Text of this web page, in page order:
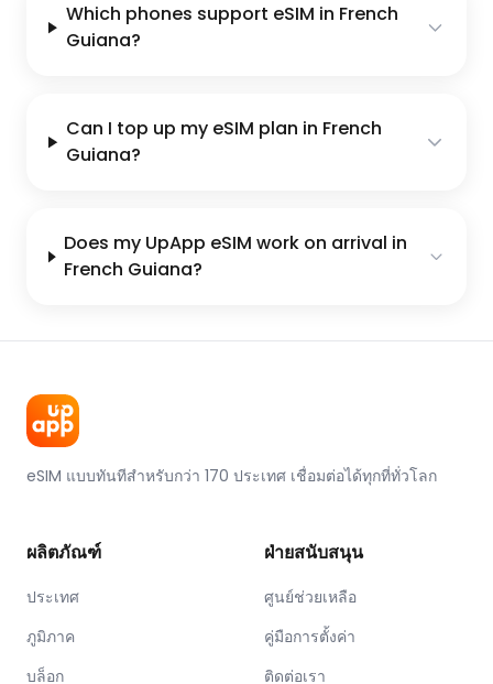
Which phones support eSIM in French
Guiana?
Can I top up my eSIM plan in French
Guiana?
Does my UpApp eSIM work on arrival in
French Guiana?
eSIM แบบทันทีสำหรับกว่า 170 ประเทศ เชื่อมต่อได้ทุกที่ทั่วโลก
ผลิตภัณฑ์
ประเทศ
ภูมิภาค
บล็อก
ฝ่ายสนับสนุน
ศูนย์ช่วยเหลือ
คู่มือการตั้งค่า
ติดต่อเรา